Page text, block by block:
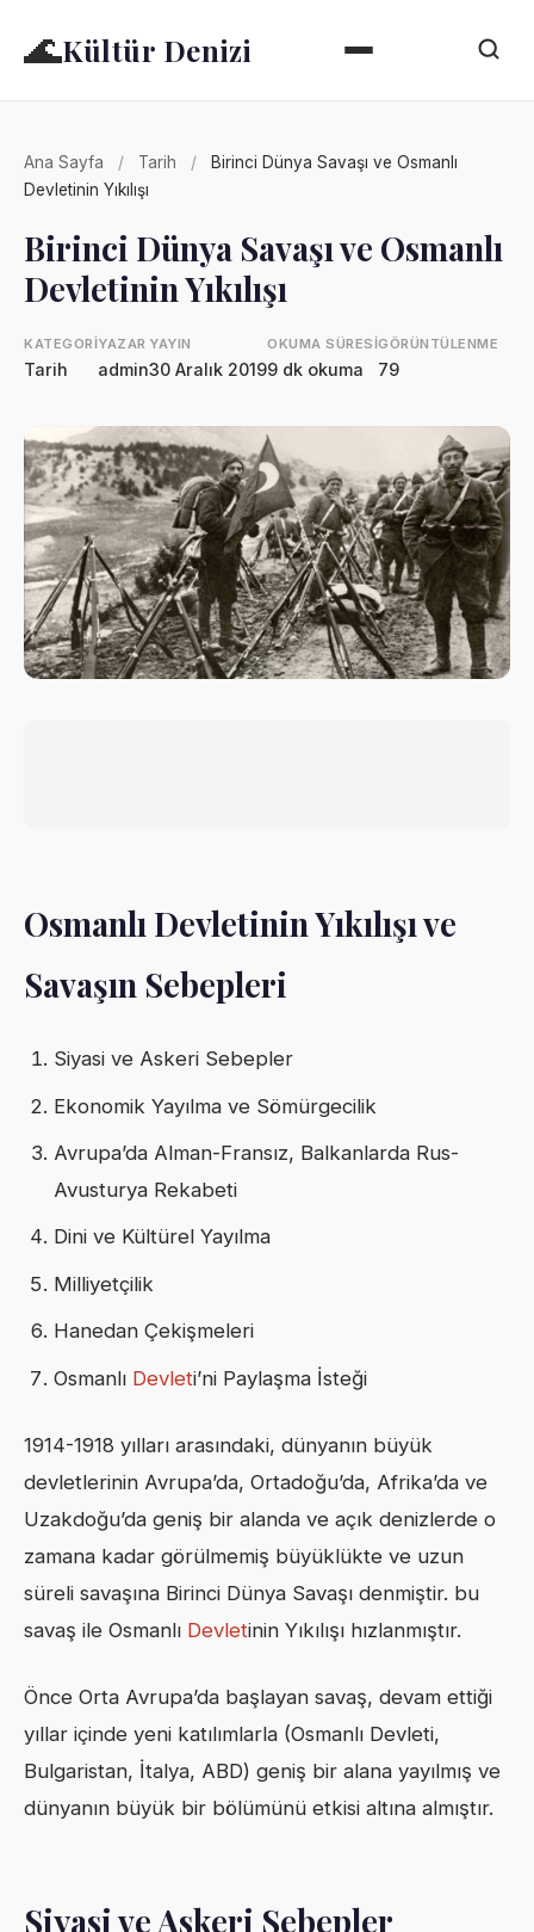
🌊Kültür Denizi
Ana Sayfa / Tarih /
Birinci Dünya Savaşı ve Osmanlı
Devletinin Yıkılışı
Birinci Dünya Savaşı ve Osmanlı
Devletinin Yıkılışı
KATEGORI
Tarih
YAZAR
admin
YAYIN
30 Aralık 2019
OKUMA SÜRESI
9 dk okuma
GÖRÜNTÜLENME
79
Osmanlı Devletinin Yıkılışı ve
Savaşın Sebepleri
Siyasi ve Askeri Sebepler
Ekonomik Yayılma ve Sömürgecilik
Avrupa’da Alman-Fransız, Balkanlarda Rus-
Avusturya Rekabeti
Dini ve Kültürel Yayılma
Milliyetçilik
Hanedan Çekişmeleri
Osmanlı Devleti’ni Paylaşma İsteği
1914-1918 yılları arasındaki, dünyanın büyük
devletlerinin Avrupa’da, Ortadoğu’da, Afrika’da ve
Uzakdoğu’da geniş bir alanda ve açık denizlerde o
zamana kadar görülmemiş büyüklükte ve uzun
süreli savaşına Birinci Dünya Savaşı denmiştir. bu
savaş ile Osmanlı Devletinin Yıkılışı hızlanmıştır.
Önce Orta Avrupa’da başlayan savaş, devam ettiği
yıllar içinde yeni katılımlarla (Osmanlı Devleti,
Bulgaristan, İtalya, ABD) geniş bir alana yayılmış ve
dünyanın büyük bir bölümünü etkisi altına almıştır.
Siyasi ve Askeri Sebepler